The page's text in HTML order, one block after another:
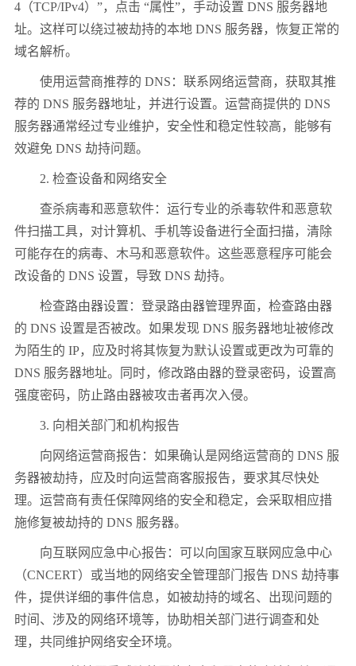
4（TCP/IPv4）”，点击 “属性”，手动设置 DNS 服务器地
址。这样可以绕过被劫持的本地 DNS 服务器，恢复正常的
域名解析。
使用运营商推荐的 DNS：联系网络运营商，获取其推
荐的 DNS 服务器地址，并进行设置。运营商提供的 DNS
服务器通常经过专业维护，安全性和稳定性较高，能够有
效避免 DNS 劫持问题。
2. 检查设备和网络安全
查杀病毒和恶意软件：运行专业的杀毒软件和恶意软
件扫描工具，对计算机、手机等设备进行全面扫描，清除
可能存在的病毒、木马和恶意软件。这些恶意程序可能会
改设备的 DNS 设置，导致 DNS 劫持。
检查路由器设置：登录路由器管理界面，检查路由器
的 DNS 设置是否被改。如果发现 DNS 服务器地址被修改
为陌生的 IP，应及时将其恢复为默认设置或更改为可靠的
DNS 服务器地址。同时，修改路由器的登录密码，设置高
强度密码，防止路由器被攻击者再次入侵。
3. 向相关部门和机构报告
向网络运营商报告：如果确认是网络运营商的 DNS 服
务器被劫持，应及时向运营商客服报告，要求其尽快处
理。运营商有责任保障网络的安全和稳定，会采取相应措
施修复被劫持的 DNS 服务器。
向互联网应急中心报告：可以向国家互联网应急中心
（CNCERT）或当地的网络安全管理部门报告 DNS 劫持事
件，提供详细的事件信息，如被劫持的域名、出现问题的
时间、涉及的网络环境等，协助相关部门进行调查和处
理，共同维护网络安全环境。